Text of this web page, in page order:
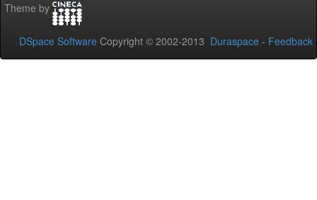
Theme by
DSpace Software Copyright © 2002-2013 Duraspace - Feedback